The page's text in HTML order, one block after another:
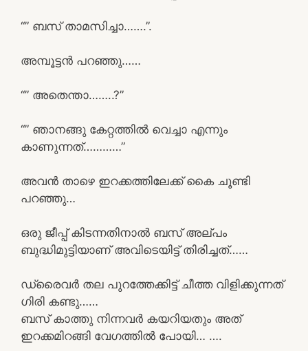
“” ബസ് താമസിച്ചാ…….”.
അമ്പൂട്ടൻ പറഞ്ഞു……
“” അതെന്താ……..?”
“” ഞാനങ്ങു കേറ്റത്തിൽ വെച്ചാ എന്നും
കാണുന്നത്…………”
അവൻ താഴെ ഇറക്കത്തിലേക്ക് കൈ ചൂണ്ടി
പറഞ്ഞു…
ഒരു ജീപ്പ് കിടന്നതിനാൽ ബസ് അല്പം
ബുദ്ധിമുട്ടിയാണ് അവിടെയിട്ട് തിരിച്ചത്……
ഡ്രൈവർ തല പുറത്തേക്കിട്ട് ചീത്ത വിളിക്കുന്നത്
ഗിരി കണ്ടു……
ബസ് കാത്തു നിന്നവർ കയറിയതും അത്
ഇറക്കമിറങ്ങി വേഗത്തിൽ പോയി… ….